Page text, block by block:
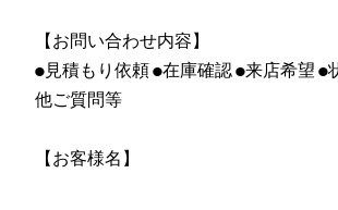
【お問い合わせ内容】
●見積もり依頼 ●在庫確認 ●来店希望 ●
他ご質問等
【お客様名】